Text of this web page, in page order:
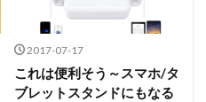
2017-07-17
これは便利そう～スマホ/タ
ブレットスタンドにもなる